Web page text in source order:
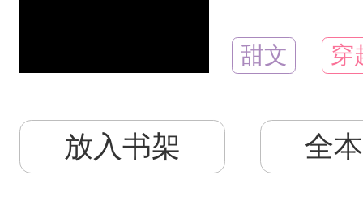
甜文 穿
放入书架 全